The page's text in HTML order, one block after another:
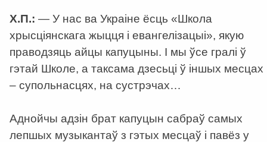
Х.П.: — У нас ва Украіне ёсць «Школа
хрысціянскага жыцця і евангелізацыі», якую
праводзяць айцы капуцыны. І мы ўсе гралі ў
гэтай Школе, а таксама дзесьці ў іншых месцах
– супольнасцях, на сустрэчах…
Аднойчы адзін брат капуцын сабраў самых
лепшых музыкантаў з гэтых месцаў і павёз у